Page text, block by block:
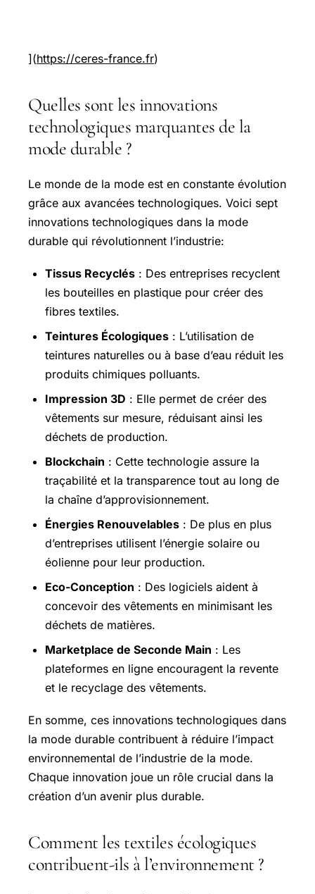
](https://ceres-france.fr)
Quelles sont les innovations
technologiques marquantes de la
mode durable ?
Le monde de la mode est en constante évolution
grâce aux avancées technologiques. Voici sept
innovations technologiques dans la mode
durable qui révolutionnent l’industrie:
Tissus Recyclés : Des entreprises recyclent
les bouteilles en plastique pour créer des
fibres textiles.
Teintures Écologiques : L’utilisation de
teintures naturelles ou à base d’eau réduit les
produits chimiques polluants.
Impression 3D : Elle permet de créer des
vêtements sur mesure, réduisant ainsi les
déchets de production.
Blockchain : Cette technologie assure la
traçabilité et la transparence tout au long de
la chaîne d’approvisionnement.
Énergies Renouvelables : De plus en plus
d’entreprises utilisent l’énergie solaire ou
éolienne pour leur production.
Eco-Conception : Des logiciels aident à
concevoir des vêtements en minimisant les
déchets de matières.
Marketplace de Seconde Main : Les
plateformes en ligne encouragent la revente
et le recyclage des vêtements.
En somme, ces innovations technologiques dans
la mode durable contribuent à réduire l’impact
environnemental de l’industrie de la mode.
Chaque innovation joue un rôle crucial dans la
création d’un avenir plus durable.
Comment les textiles écologiques
contribuent-ils à l’environnement ?